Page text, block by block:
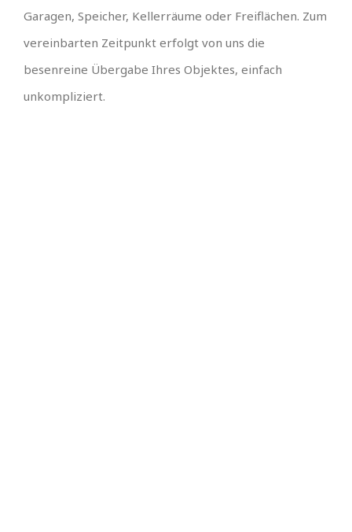
Garagen, Speicher, Kellerräume oder Freiflächen. Zum
vereinbarten Zeitpunkt erfolgt von uns die
besenreine Übergabe Ihres Objektes, einfach
unkompliziert.